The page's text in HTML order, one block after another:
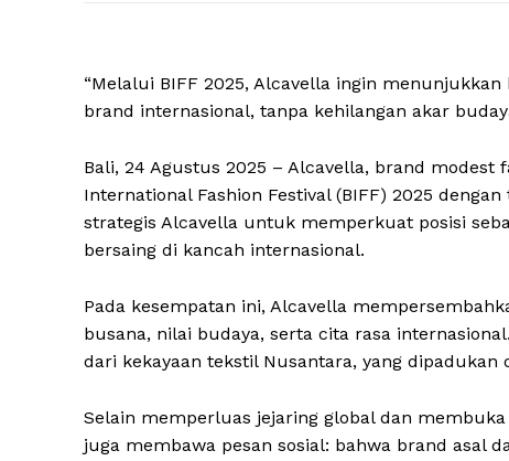
“Melalui BIFF 2025, Alcavella ingin
brand internasional, tanpa kehilangan akar
Bali, 24 Agustus 2025 – Alcavella, brand
International Fashion Festival (BIFF) 2025
strategis Alcavella untuk memperkuat posisi
bersaing di kancah internasional.
Pada kesempatan ini, Alcavella
busana, nilai budaya, serta cita rasa
dari kekayaan tekstil Nusantara, yang dipadukan
Selain memperluas jejaring global dan
juga membawa pesan sosial: bahwa brand asal